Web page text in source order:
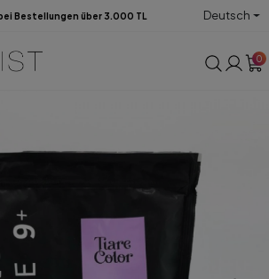
bei Bestellungen über 3.000 TL Deutsch
0